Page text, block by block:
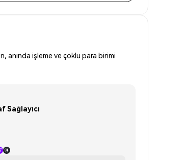
anında işleme ve çoklu para birimi
Sağlayıcı